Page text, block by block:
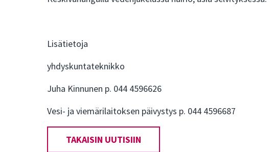
Lisätietoja
yhdyskuntateknikko
Juha Kinnunen p. 044 4596626
Vesi- ja viemärilaitoksen päivystys p. 044 4596687
TAKAISIN UUTISIIN